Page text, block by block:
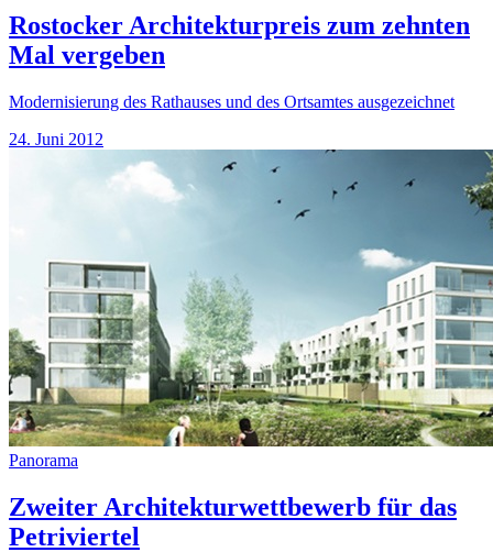
Rostocker Architekturpreis zum zehnten
Mal vergeben
Modernisierung des Rathauses und des Ortsamtes ausgezeichnet
24. Juni 2012
Panorama
Zweiter Architekturwettbewerb für das
Petriviertel